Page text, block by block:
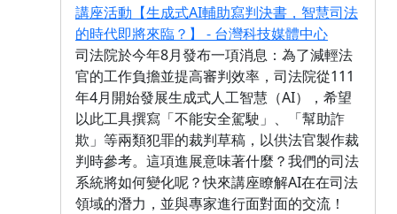
講座活動【生成式AI輔助寫判決書，智慧司法
的時代即將來臨？】 - 台灣科技媒體中心
司法院於今年8月發布一項消息：為了減輕法
官的工作負擔並提高審判效率，司法院從111
年4月開始發展生成式人工智慧（AI），希望
以此工具撰寫「不能安全駕駛」、「幫助詐
欺」等兩類犯罪的裁判草稿，以供法官製作裁
判時參考。這項進展意味著什麼？我們的司法
系統將如何變化呢？快來講座瞭解AI在在司法
領域的潛力，並與專家進行面對面的交流！